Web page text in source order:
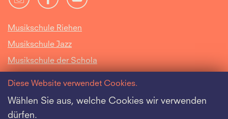
Musikschule Riehen
Musikschule Jazz
Musikschule der Schola
Intranet
Offene Stellen
Diese Website verwendet Cookies.
Wählen Sie aus, welche Cookies wir verwenden
dürfen.